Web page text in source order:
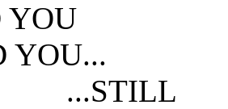
YOU
YOU...